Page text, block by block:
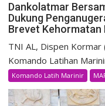
Dankolatmar
Dukung
Brevet Kehormatan
TNI AL, Dispen Kormar
Komando Latihan
Komando Latih Marinir